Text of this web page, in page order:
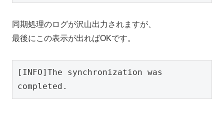
同期処理のログが沢山出力されますが、
最後にこの表示が出ればOKです。
[INFO]The synchronization was
completed.